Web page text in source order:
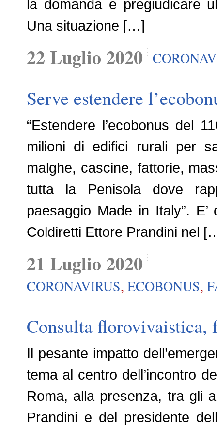
la domanda e pregiudicare
Una situazione […]
22 Luglio 2020
Serve estendere
“Estendere l’ecobonus del
milioni di edifici rurali per
malghe, cascine, fattorie,
tutta la Penisola dove
paesaggio Made in Italy”.
Coldiretti Ettore Prandini nel
21 Luglio 2020
CORONAVIRUS, ECOBONUS,
Consulta florovivaistica,
Il pesante impatto
tema al centro dell’incontro
Roma, alla presenza, tra gli
Prandini e del presidente